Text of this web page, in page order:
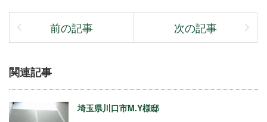
前の記事 次の記事
関連記事
埼玉県川口市M.Y様邸